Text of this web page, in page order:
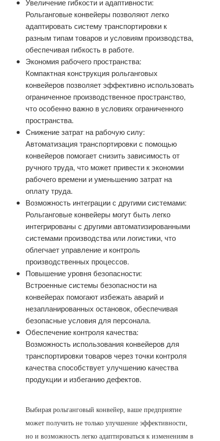
Увеличение гибкости и адаптивности:
Рольганговые конвейеры позволяют легко
адаптировать систему транспортировки к
разным типам товаров и условиям производства,
обеспечивая гибкость в работе.
Экономия рабочего пространства:
Компактная конструкция рольганговых
конвейеров позволяет эффективно использовать
ограниченное производственное пространство,
что особенно важно в условиях ограниченного
пространства.
Снижение затрат на рабочую силу:
Автоматизация транспортировки с помощью
конвейеров помогает снизить зависимость от
ручного труда, что может привести к экономии
рабочего времени и уменьшению затрат на
оплату труда.
Возможность интеграции с другими системами:
Рольганговые конвейеры могут быть легко
интегрированы с другими автоматизированными
системами производства или логистики, что
облегчает управление и контроль
производственных процессов.
Повышение уровня безопасности:
Встроенные системы безопасности на
конвейерах помогают избежать аварий и
незапланированных остановок, обеспечивая
безопасные условия для персонала.
Обеспечение контроля качества:
Возможность использования конвейеров для
транспортировки товаров через точки контроля
качества способствует улучшению качества
продукции и избеганию дефектов.
Выбирая рольганговый конвейер, ваше предприятие
может получить не только улучшение эффективности,
но и возможность легко адаптироваться к изменениям в